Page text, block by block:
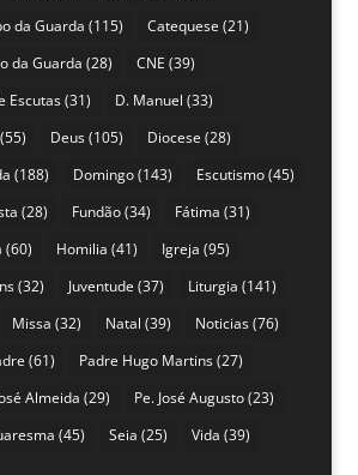
da Guarda (115) Catequese (21)
da Guarda (28) CNE (39)
Escutas(31) D. Manuel (33)
Deus(105) Diocese (28)
(188) Domingo(143) Escutismo(45)
(28) Fundão(34) Fátima (31)
(60) Homilia (41) Igreja (95)
(32) Juventude (37) Liturgia (141)
Missa (32) Natal (39) Noticias(76)
(61) Padre Hugo Martins(27)
Almeida (29) Pe. José Augusto(23)
(45) Seia (25) Vida (39)